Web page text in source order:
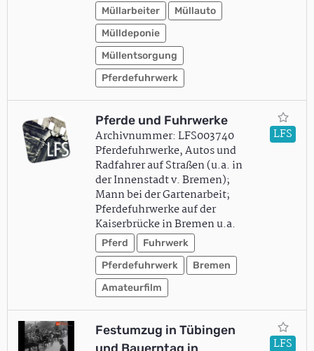
Müllarbeiter
Müllauto
Mülldeponie
Müllentsorgung
Pferdefuhrwerk
Pferde und Fuhrwerke
Archivnummer: LFS003740
Pferdefuhrwerke, Autos und
Radfahrer auf Straßen (u.a. in
der Innenstadt v. Bremen);
Mann bei der Gartenarbeit;
Pferdefuhrwerke auf der
Kaiserbrücke in Bremen u.a.
Pferd
Fuhrwerk
Pferdefuhrwerk
Bremen
Amateurfilm
LFS
Festumzug in Tübingen
LFS